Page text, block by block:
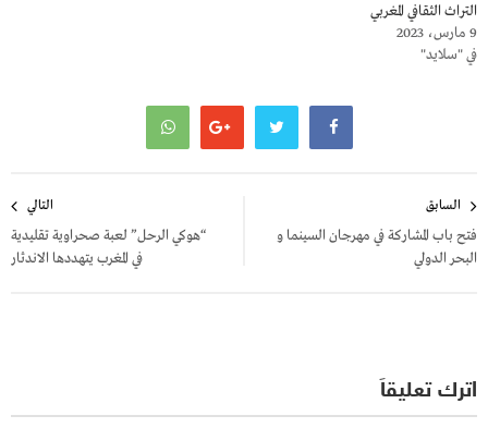
التراث الثقافي المغربي
9 مارس، 2023
في "سلايد"
المقالات
السابق
فتح باب المشاركة في مهرجان السينما و
البحر الدولي
التالي
“هوكي الرحل” لعبة صحراوية تقليدية
في المغرب يتهددها الاندثار
اترك تعليقاً